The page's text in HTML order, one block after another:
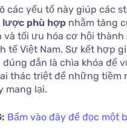
các yếu tố này giúp các
lược phù hợp nhằm tăng
và tối ưu hóa cơ hội
tế Việt Nam. Sự kết hợp
đắn là chìa khóa để
thác triệt để những tiềm
mang lại.
Bấm vào đây để đọc một